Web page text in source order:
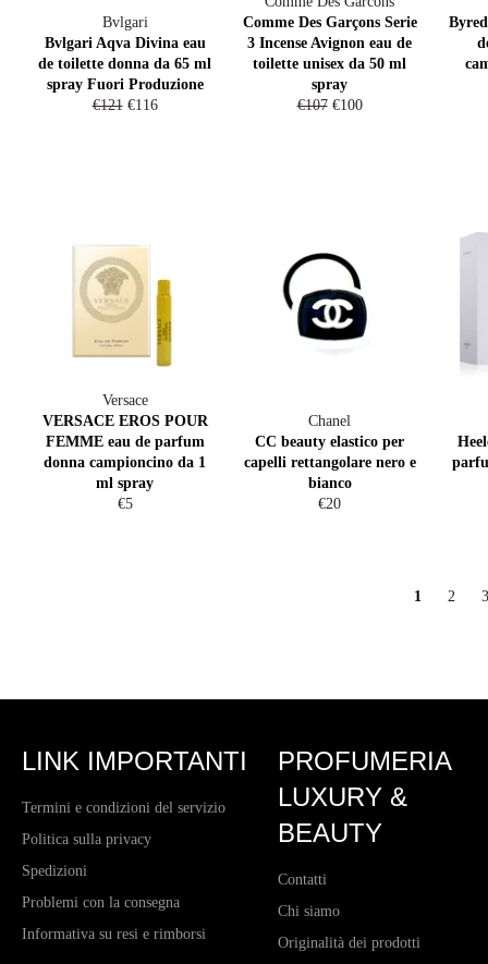
Bvlgari
Bvlgari Aqva Divina eau
de toilette donna da 65 ml
spray Fuori Produzione
Prezzo
€121 Prezzo
€116
Comme Des Garçons Serie
3 Incense Avignon eau de
toilette unisex da 50 ml
spray
Prezzo
€107 Prezzo
€100
Versace
VERSACE EROS POUR
FEMME eau de parfum
donna campioncino da 1
ml spray
Prezzo
€5
Chanel
CC beauty elastico per
capelli rettangolare nero e
bianco
Prezzo
€20
1 2 3
LINK IMPORTANTI
Termini e condizioni del servizio
Politica sulla privacy
Spedizioni
Problemi con la consegna
Informativa su resi e rimborsi
PROFUMERIA
LUXURY &
BEAUTY
Contatti
Chi siamo
Originalità dei prodotti